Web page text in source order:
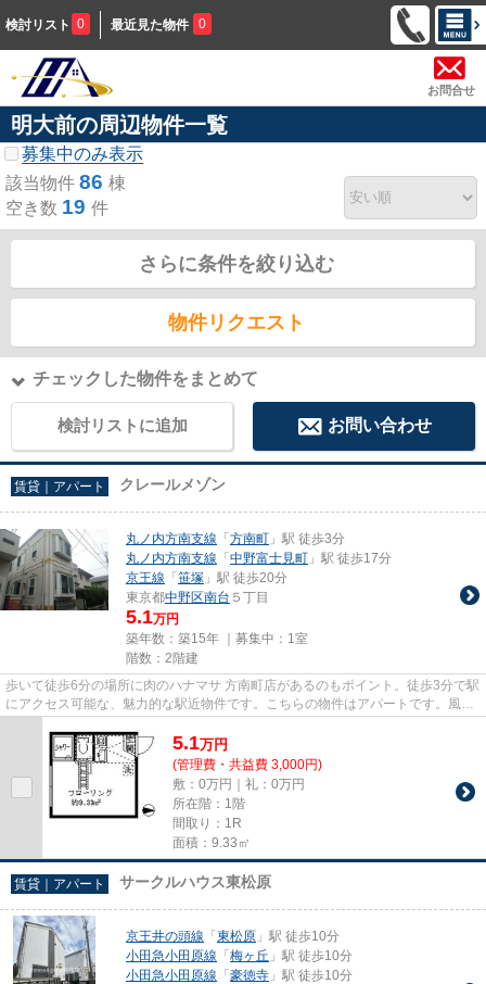
検討リスト 0 最近見た物件 0
お問合せ
明大前の周辺物件一覧
募集中のみ表示
該当物件 86 棟
空き数 19 件
さらに条件を絞り込む
物件リクエスト
チェックした物件をまとめて
検討リストに追加 お問い合わせ
賃貸｜アパート クレールメゾン
丸ノ内方南支線 「 方南町 」駅 徒歩3分
丸ノ内方南支線 「 中野富士見町 」駅 徒歩17分
京王線 「 笹塚 」駅 徒歩20分
東京都中野区南台 ５丁目
5.1万円
築年数：築15年 ｜募集中： 1室
階数：2階建
歩いて徒歩6分の場所に肉のハナマサ 方南町店があるのもポイント。徒歩3分で駅
にアクセス可能な、魅力的な駅近物件です。こちらの物件はアパートです。風通
5.1万円
(管理費・共益費 3,000円)
敷：0万円｜礼：0万円
所在階：1階
間取り：1R
面積：9.33㎡
賃貸｜アパート サークルハウス東松原
京王井の頭線 「 東松原 」駅 徒歩10分
小田急小田原線 「 梅ヶ丘 」駅 徒歩10分
小田急小田原線 「 豪徳寺 」駅 徒歩10分